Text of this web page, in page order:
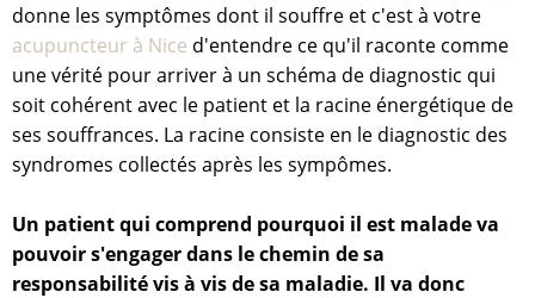
donne les symptômes dont il souffre et c'est à votre
acupuncteur à Nice d'entendre ce qu'il raconte comme
une vérité pour arriver à un schéma de diagnostic qui
soit cohérent avec le patient et la racine énergétique de
ses souffrances. La racine consiste en le diagnostic des
syndromes collectés après les sympômes.
Un patient qui comprend pourquoi il est malade va
pouvoir s'engager dans le chemin de sa
responsabilité vis à vis de sa maladie. Il va donc